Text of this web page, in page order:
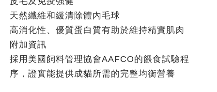
天然纖維和緩清除體內毛球
高消化性、優質蛋白質有助於維持精實肌肉
附加資訊
採用美國飼料管理協會AAFCO的餵食試驗程
序，證實能提供成貓所需的完整均衡營養